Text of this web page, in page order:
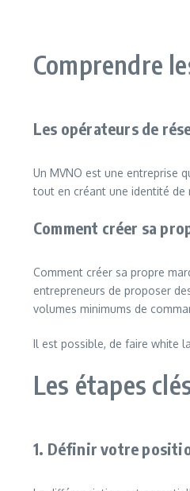
Comprendre
Les opérateurs de
Un MVNO est une entreprise
tout en créant une identité de
Comment créer sa
Comment créer sa propre
entrepreneurs de proposer
volumes minimums de
Il est possible, de faire white
Les étapes
1. Définir votre